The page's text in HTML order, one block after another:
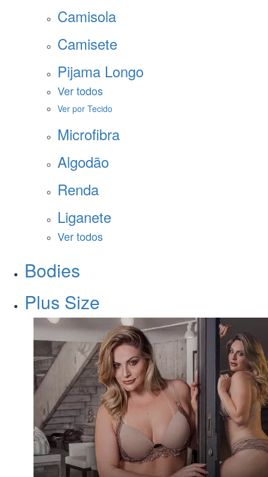
Camisola
Camisete
Pijama Longo
Ver todos
Ver por Tecido
Microfibra
Algodão
Renda
Liganete
Ver todos
Bodies
Plus Size